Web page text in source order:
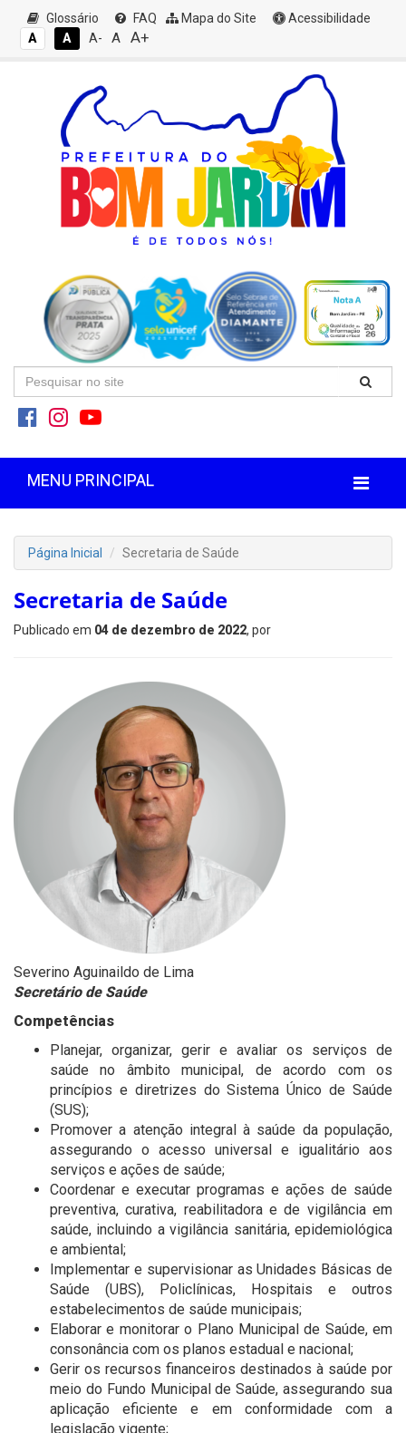
Glossário FAQ Mapa do Site
Acessibilidade
A
A A- A A+
MENU PRINCIPAL
Página Inicial Secretaria de Saúde
Secretaria de Saúde
Publicado em 04 de dezembro de 2022, por
Severino Aguinaildo de Lima
Secretário de Saúde
Competências
Planejar, organizar, gerir e avaliar os serviços de
saúde no âmbito municipal, de acordo com os
princípios e diretrizes do Sistema Único de Saúde
(SUS);
Promover a atenção integral à saúde da população,
assegurando o acesso universal e igualitário aos
serviços e ações de saúde;
Coordenar e executar programas e ações de saúde
preventiva, curativa, reabilitadora e de vigilância em
saúde, incluindo a vigilância sanitária, epidemiológica
e ambiental;
Implementar e supervisionar as Unidades Básicas de
Saúde (UBS), Policlínicas, Hospitais e outros
estabelecimentos de saúde municipais;
Elaborar e monitorar o Plano Municipal de Saúde, em
consonância com os planos estadual e nacional;
Gerir os recursos financeiros destinados à saúde por
meio do Fundo Municipal de Saúde, assegurando sua
aplicação eficiente e em conformidade com a
legislação vigente;